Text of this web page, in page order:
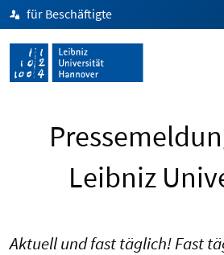
für Beschäftigte
Leibniz
Aktuell und fast täglich! Fast